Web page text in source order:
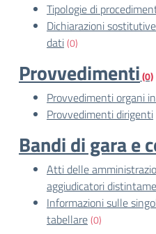
Tipologie di
Dichiarazioni
dati(0)
Provvedimenti(0)
Provvedimenti organi
Provvedimenti dirigenti
Bandi di gara e
Atti delle
aggiudicatori
Informazioni sulle
tabellare(0)